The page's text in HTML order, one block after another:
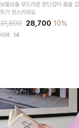
보들보들 부드러운 원단감이 몸을
트가 멋스러워요
31,800 28,700 10%
리뷰 14